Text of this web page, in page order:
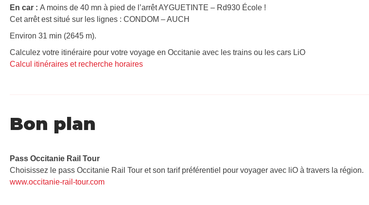
En car : A moins de 40 mn à pied de l’arrêt AYGUETINTE – Rd930 École !
Cet arrêt est situé sur les lignes : CONDOM – AUCH
Environ 31 min (2645 m).
Calculez votre itinéraire pour votre voyage en Occitanie avec les trains ou les cars LiO
Calcul itinéraires et recherche horaires
Bon plan
Pass Occitanie Rail Tour​
Choisissez le pass Occitanie Rail Tour et son tarif préférentiel pour voyager avec liO à travers la région.
www.occitanie-rail-tour.com